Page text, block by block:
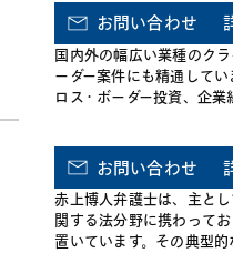
年には財務省委嘱研究会
の論点に関する研究会」
お問い合わせ
国内外の幅広い業種のク
ーダー案件にも精通して
ロス・ボーダー投資、企
ティ・ファンドに対する
た、雇用・労働関係の法
に取り扱っています。
お問い合わせ
赤上博人弁護士は、主と
関する法分野に携わって
置いています。その典型